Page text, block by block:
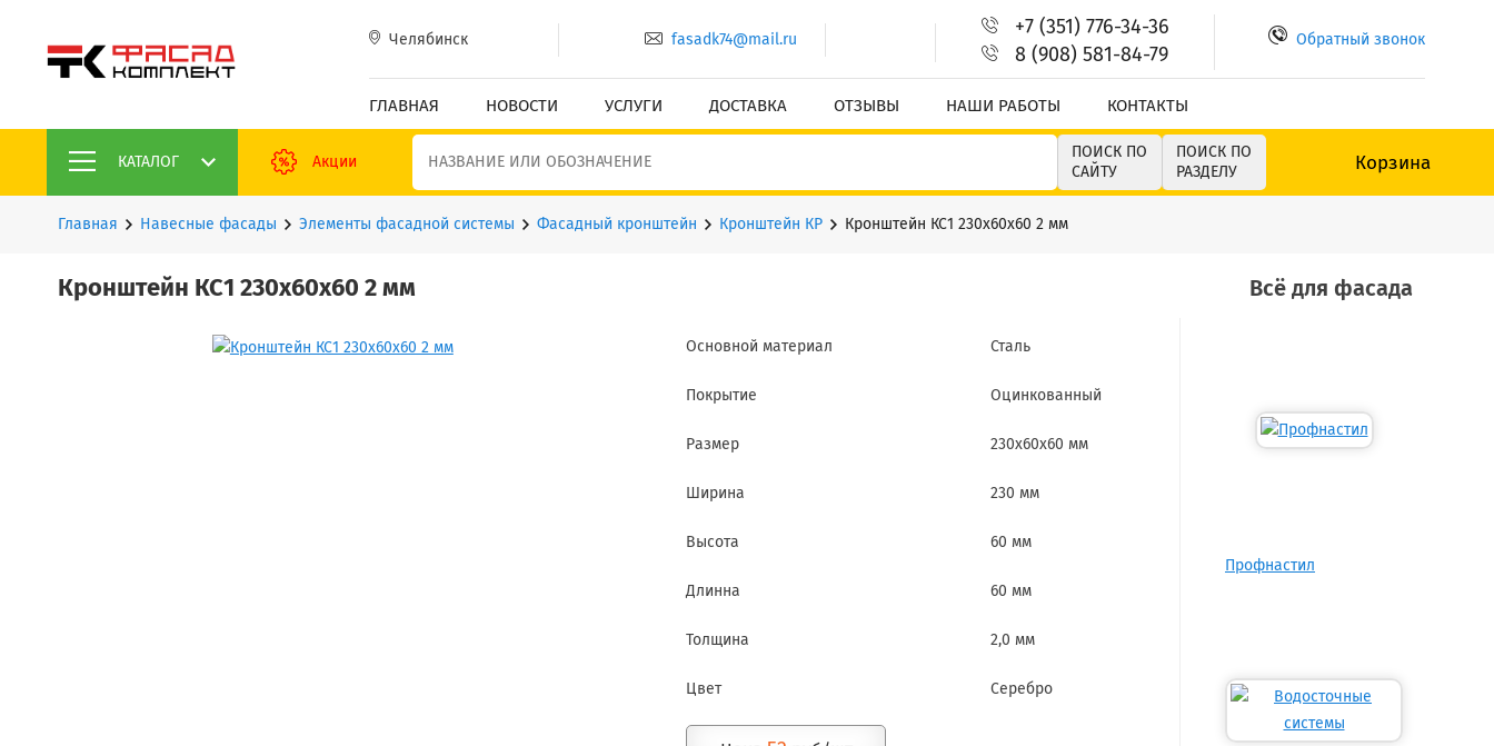
Челябинск fasadk74@mail.ru
+7 (351) 776-34-36
8 (908) 581-84-79
Обратный звонок
ГЛАВНАЯ НОВОСТИ УСЛУГИ ДОСТАВКА ОТЗЫВЫ НАШИ РАБОТЫ КОНТАКТЫ
КАТАЛОГ Акции
ПОИСК ПО
САЙТУ
ПОИСК ПО
РАЗДЕЛУ
Корзина
Главная Навесные фасады Элементы фасадной системы Фасадный кронштейн Кронштейн КР Кронштейн КС1 230х60х60 2 мм
Кронштейн КС1 230х60х60 2 мм
Основной материал Сталь
Покрытие Оцинкованный
Размер 230х60х60 мм
Ширина 230 мм
Высота 60 мм
Длинна 60 мм
Толщина 2,0 мм
Цвет Серебро
Всё для фасада
Профнастил